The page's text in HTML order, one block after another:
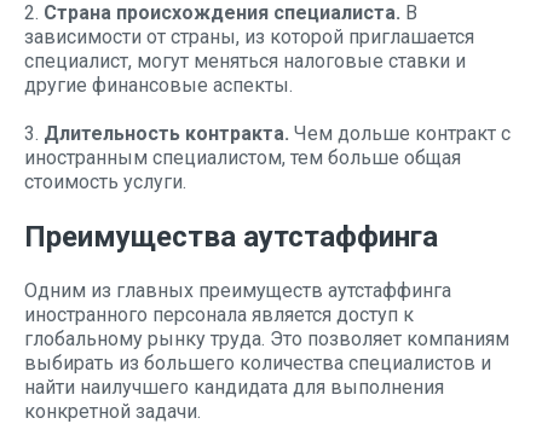
2. Страна происхождения специалиста. В
зависимости от страны, из которой приглашается
специалист, могут меняться налоговые ставки и
другие финансовые аспекты.
3. Длительность контракта. Чем дольше контракт с
иностранным специалистом, тем больше общая
стоимость услуги.
Преимущества аутстаффинга
Одним из главных преимуществ аутстаффинга
иностранного персонала является доступ к
глобальному рынку труда. Это позволяет компаниям
выбирать из большего количества специалистов и
найти наилучшего кандидата для выполнения
конкретной задачи.